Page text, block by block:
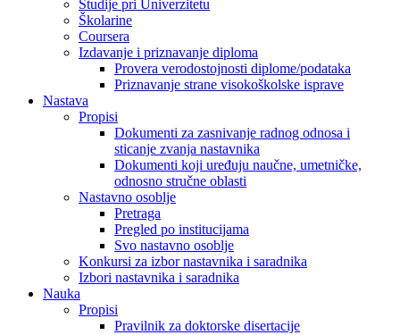
Studije pri Univerzitetu
Školarine
Coursera
Izdavanje i priznavanje diploma
Provera verodostojnosti diplome/podataka
Priznavanje strane visokoškolske isprave
Nastava
Propisi
Dokumenti za zasnivanje radnog odnosa i
sticanje zvanja nastavnika
Dokumenti koji uređuju naučne, umetničke,
odnosno stručne oblasti
Nastavno osoblje
Pretraga
Pregled po institucijama
Svo nastavno osoblje
Konkursi za izbor nastavnika i saradnika
Izbori nastavnika i saradnika
Nauka
Propisi
Pravilnik za doktorske disertacije